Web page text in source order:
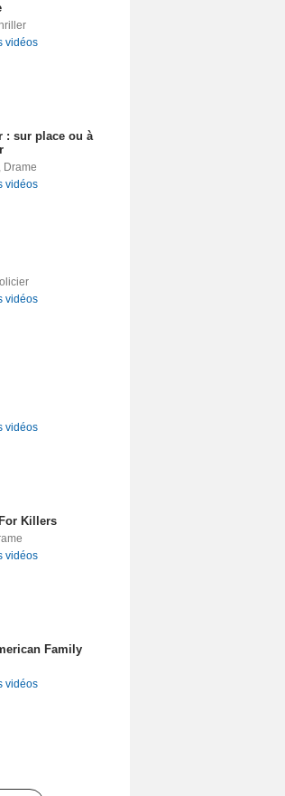
vidéos
: sur place ou à
, Drame
vidéos
vidéos
vidéos
Killers
vidéos
Family
vidéos